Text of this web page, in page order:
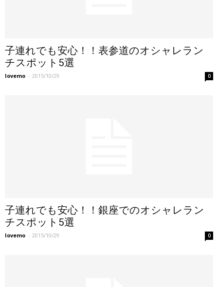
子連れでも安心！！表参道のオシャレラン
チスポット5選
lovemo - 2015/10/29 0
子連れでも安心！！銀座でのオシャレラン
チスポット5選
lovemo - 2015/10/29 0